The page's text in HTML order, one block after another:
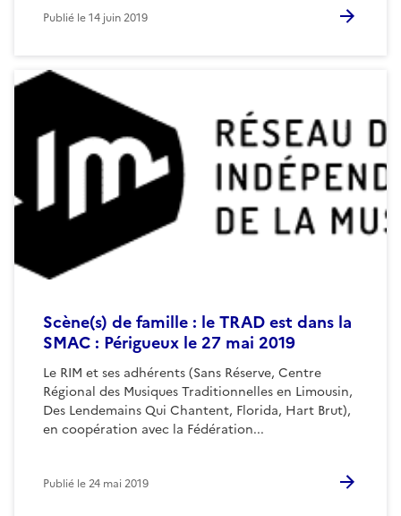
Publié le14 juin 2019
Scène(s) de famille : le TRAD est dans la
SMAC : Périgueux le 27 mai 2019
Le RIM et ses adhérents (Sans Réserve, Centre
Régional des Musiques Traditionnelles en Limousin,
Des Lendemains Qui Chantent, Florida, Hart Brut),
en coopération avec la Fédération...
Publié le24 mai 2019